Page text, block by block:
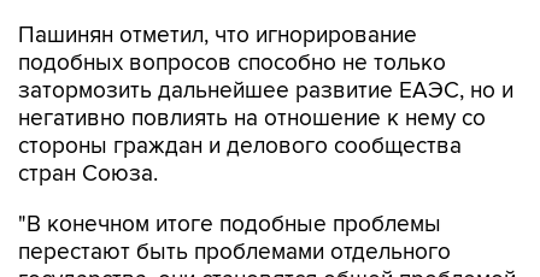
Пашинян отметил, что игнорирование
подобных вопросов способно не только
затормозить дальнейшее развитие ЕАЭС, но и
негативно повлиять на отношение к нему со
стороны граждан и делового сообщества
стран Союза.
"В конечном итоге подобные проблемы
перестают быть проблемами отдельного